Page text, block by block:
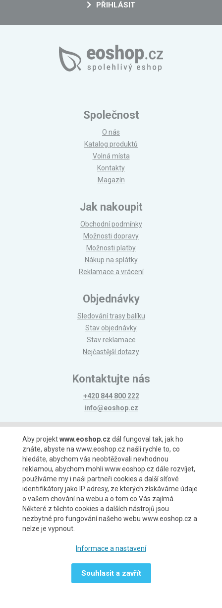
PŘIHLÁSIT
Společnost
O nás
Katalog produktů
Volná místa
Kontakty
Magazín
Jak nakoupit
Obchodní podmínky
Možnosti dopravy
Možnosti platby
Nákup na splátky
Reklamace a vrácení
Objednávky
Sledování trasy balíku
Stav objednávky
Stav reklamace
Nejčastější dotazy
Kontaktujte nás
+420 844 800 222
info@eoshop.cz
Možnosti platby
Možnosti dopravy
Aby projektwww.eoshop.cz dál fungoval tak, jak ho
znáte, abyste na www.eoshop.cz našli rychle to, co
hledáte, abychom vás neobtěžovali nevhodnou
reklamou, abychom mohli www.eoshop.cz dále rozvíjet,
používáme my i naši partneři cookies a další síťové
identifikátory jako IP adresy, ze kterých získáváme údaje
o vašem chování na webu a o tom co Vás zajímá.
Některé z těchto cookies a dalších nástrojů jsou
nezbytné pro fungování našeho webu www.eoshop.cz a
nelze je vypnout.
Informace a nastavení
Souhlasit a zavřít